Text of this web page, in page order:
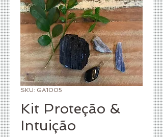
SKU: GA1005
Kit Proteção &
Intuição